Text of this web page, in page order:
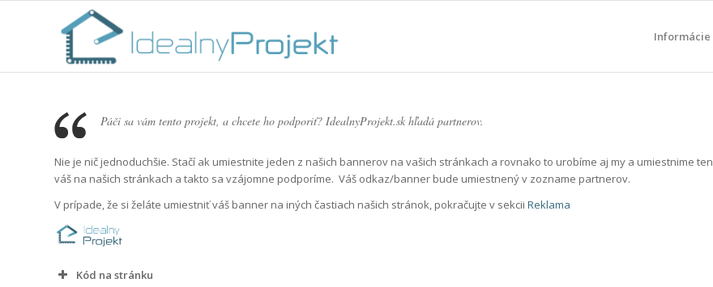
Informácie
Páči sa vám tento projekt, a chcete ho podporiť? IdealnyProjekt.sk hľadá partnerov.
Nie je nič jednoduchšie. Stačí ak umiestnite jeden z našich bannerov na vašich stránkach a rovnako to urobíme aj my a umiestnime ten
váš na našich stránkach a takto sa vzájomne podporíme. Váš odkaz/banner bude umiestnený v zozname partnerov.
V prípade, že si želáte umiestniť váš banner na iných častiach našich stránok, pokračujte v sekcii Reklama
Kód na stránku